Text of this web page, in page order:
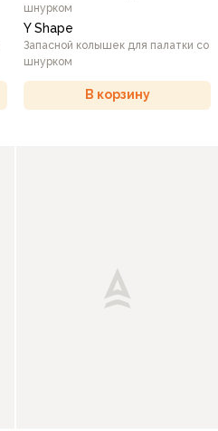
шнурком
Y Shape
Запасной колышек для палатки со
шнурком
В корзину